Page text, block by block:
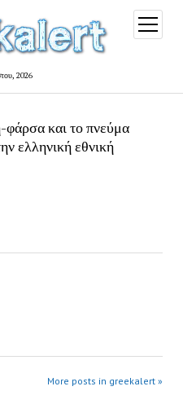
2026
open
menu
και το πνεύμα
ελληνική εθνική
More posts in greekalert »